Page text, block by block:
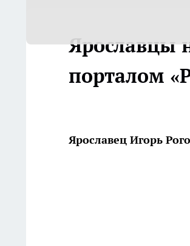
Ярославцы
порталом
Ярославец Игорь